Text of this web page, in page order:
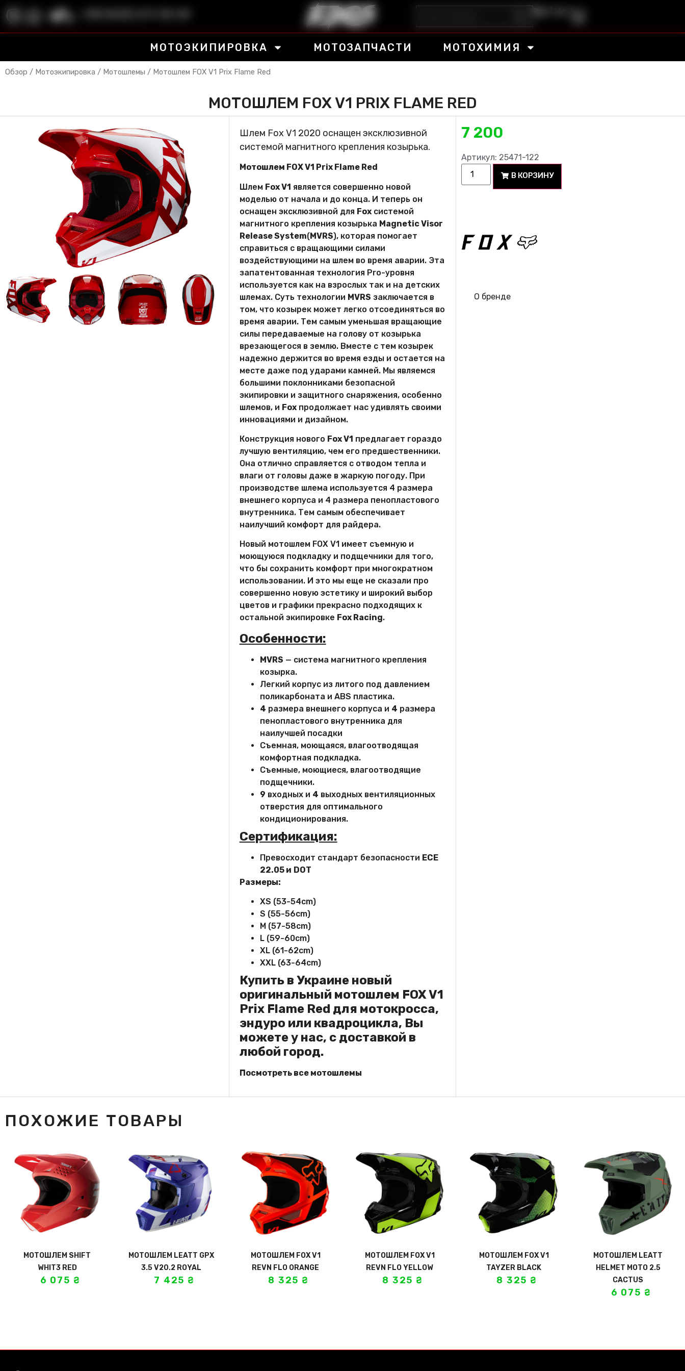
МОТОЭКИПИРОВКА МОТОЗАПЧАСТИ МОТОХИМИЯ
Обзор / Мотоэкипировка / Мотошлемы / Мотошлем FOX V1 Prix Flame Red
МОТОШЛЕМ FOX V1 PRIX FLAME RED
Шлем Fox V1 2020 оснащен эксклюзивной
системой магнитного крепления козырька.
Мотошлем FOX V1 Prix Flame Red
Шлем Fox V1 является совершенно новой
моделью от начала и до конца. И теперь он
оснащен эксклюзивной для Foxсистемой
магнитного крепления козырька Magnetic Visor
Release System(MVRS), которая помогает
справиться с вращающими силами
воздействующими на шлем во время аварии. Эта
запатентованная технология Pro-уровня
используется как на взрослых так и на детских
шлемах. Суть технологии MVRS заключается в
том, что козырек может легко отсоединяться во
время аварии. Тем самым уменьшая вращающие
силы передаваемые на голову от козырька
врезающегося в землю. Вместе с тем козырек
надежно держится во время езды и остается на
месте даже под ударами камней. Мы являемся
большими поклонниками безопасной
экипировки и защитного снаряжения, особенно
шлемов, и Foxпродолжает нас удивлять своими
инновациями и дизайном.
Конструкция нового Fox V1 предлагает гораздо
лучшую вентиляцию, чем его предшественники.
Она отлично справляется с отводом тепла и
влаги от головы даже в жаркую погоду. При
производстве шлема используется 4 размера
внешнего корпуса и 4 размера пенопластового
внутренника. Тем самым обеспечивает
наилучший комфорт для райдера.
Новый мотошлем FOX V1 имеет съемную и
моющуюся подкладку и подщечники для того,
что бы сохранить комфорт при многократном
использовании. И это мы еще не сказали про
совершенно новую эстетику и широкий выбор
цветов и графики прекрасно подходящих к
остальной экипировке Fox Racing.
Особенности:
MVRS — система магнитного крепления
козырка.
Легкий корпус из литого под давлением
поликарбоната и ABS пластика.
4 размера внешнего корпуса и 4 размера
пенопластового внутренника для
наилучшей посадки
Съемная, моющаяся, влагоотводящая
комфортная подкладка.
Съемные, моющиеся, влагоотводящие
подщечники.
9 входных и 4 выходных вентиляционных
отверстия для оптимального
кондиционирования.
Сертификация:
Превосходит стандарт безопасности ECE
22.05 и DOT
Размеры:
XS (53-54cm)
S (55-56cm)
M (57-58cm)
L (59-60cm)
XL (61-62cm)
XXL (63-64cm)
Купить в Украине новый
оригинальный мотошлем FOXV1
Prix Flame Red для мотокросса,
эндуро или квадроцикла, Вы
можете у нас, с доставкой в
любой город.
Посмотреть все мотошлемы
7 200
Артикул: 25471-122
В КОРЗИНУ
О бренде
ПОХОЖИЕ ТОВАРЫ
МОТОШЛЕМ SHIFT
WHIT3 RED
6 075 ₴
МОТОШЛЕМ LEATT GPX
3.5 V20.2 ROYAL
7 425 ₴
МОТОШЛЕМ FOX V1
REVN FLO ORANGE
8 325 ₴
МОТОШЛЕМ FOX V1
REVN FLO YELLOW
8 325 ₴
МОТОШЛЕМ FOX V1
TAYZER BLACK
8 325 ₴
МОТОШЛЕМ LEATT
HELMET MOTO 2.5
CACTUS
6 075 ₴